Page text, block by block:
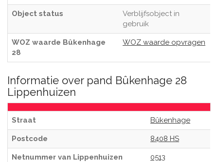
Object status
Verblijfsobject in
gebruik
WOZ waarde Bûkenhage
28
WOZ waarde opvragen
Informatie over pand Bûkenhage 28
Lippenhuizen
Straat Bûkenhage
Postcode 8408 HS
Netnummer van Lippenhuizen 0513